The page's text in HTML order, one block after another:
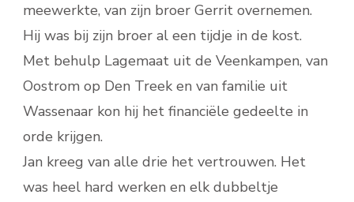
meewerkte, van zijn broer Gerrit overnemen.
Hij was bij zijn broer al een tijdje in de kost.
Met behulp Lagemaat uit de Veenkampen, van
Oostrom op Den Treek en van familie uit
Wassenaar kon hij het financiële gedeelte in
orde krijgen.
Jan kreeg van alle drie het vertrouwen. Het
was heel hard werken en elk dubbeltje